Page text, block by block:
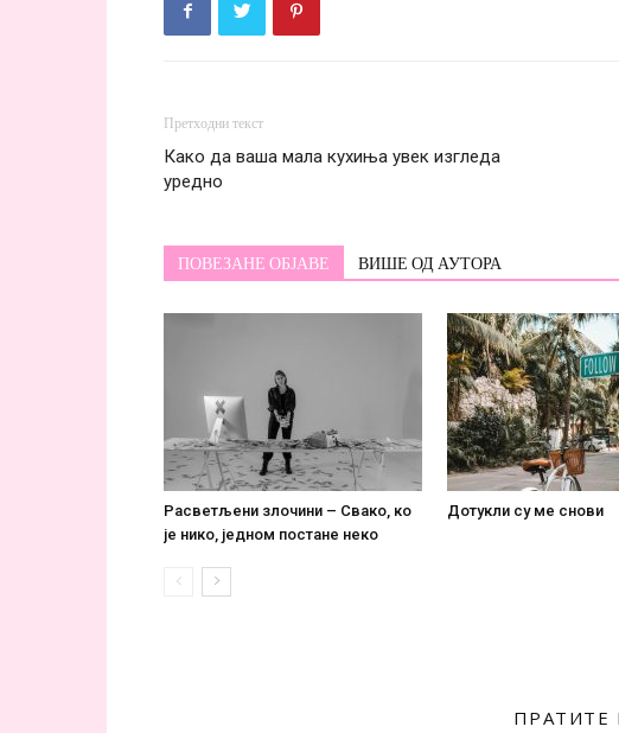
Претходни текст
Како да ваша мала кухиња увек изгледа
уредно
ПОВЕЗАНЕ ОБЈАВЕ ВИШЕ ОД АУТОРА
Расветљени злочини – Свако, ко
је нико, једном постане некo
Дотукли су ме снови
ПРАТИТЕ